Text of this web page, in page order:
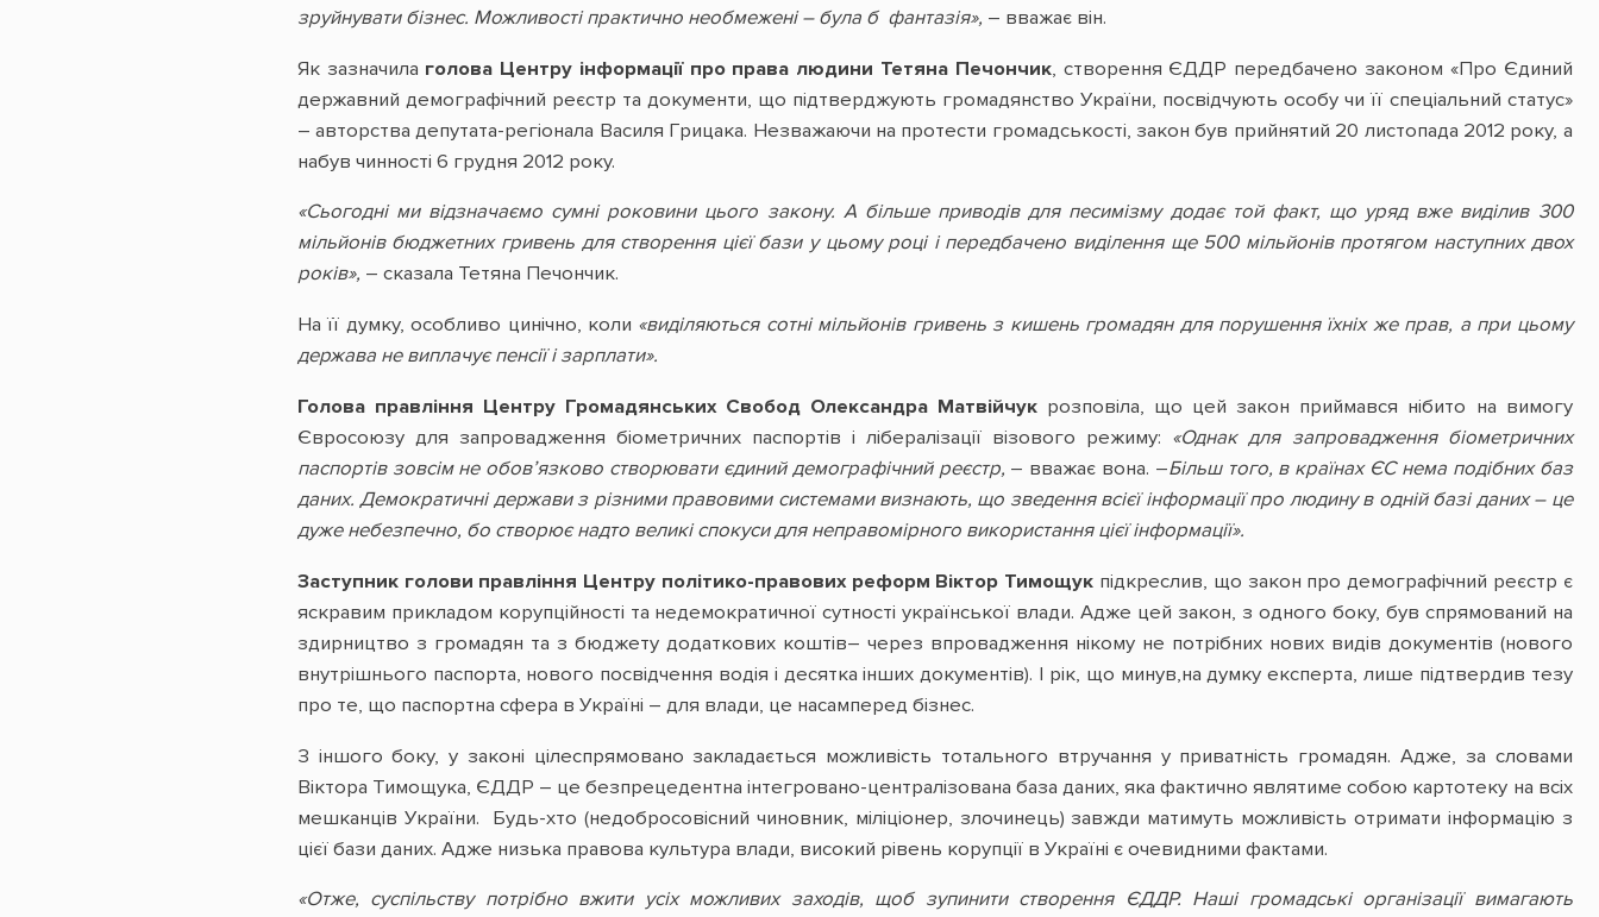
зруйнувати бізнес. Можливості практично необмежені – була б фантазія», – вважає він.
Як зазначила голова Центру інформації про права людини Тетяна Печончик, створення ЄДДР передбачено законом «Про Єдиний
державний демографічний реєстр та документи, що підтверджують громадянство України, посвідчують особу чи її спеціальний статус»
– авторства депутата-регіонала Василя Грицака. Незважаючи на протести громадськості, закон був прийнятий 20 листопада 2012 року, а
набув чинності 6 грудня 2012 року.
«Сьогодні ми відзначаємо сумні роковини цього закону. А більше приводів для песимізму додає той факт, що уряд вже виділив 300
мільйонів бюджетних гривень для створення цієї бази у цьому році і передбачено виділення ще 500 мільйонів протягом наступних двох
років», – сказала Тетяна Печончик.
На її думку, особливо цинічно, коли «виділяються сотні мільйонів гривень з кишень громадян для порушення їхніх же прав, а при цьому
держава не виплачує пенсії і зарплати».
Голова правління Центру Громадянських Свобод Олександра Матвійчук розповіла, що цей закон приймався нібито на вимогу
Євросоюзу для запровадження біометричних паспортів і лібералізації візового режиму: «Однак для запровадження біометричних
паспортів зовсім не обов’язково створювати єдиний демографічний реєстр, – вважає вона. –Більш того, в країнах ЄС нема подібних баз
даних. Демократичні держави з різними правовими системами визнають, що зведення всієї інформації про людину в одній базі даних – це
дуже небезпечно, бо створює надто великі спокуси для неправомірного використання цієї інформації».
Заступник голови правління Центру політико-правових реформ Віктор Тимощук підкреслив, що закон про демографічний реєстр є
яскравим прикладом корупційності та недемократичної сутності української влади. Адже цей закон, з одного боку, був спрямований на
здирництво з громадян та з бюджету додаткових коштів– через впровадження нікому не потрібних нових видів документів (нового
внутрішнього паспорта, нового посвідчення водія і десятка інших документів). І рік, що минув,на думку експерта, лише підтвердив тезу
про те, що паспортна сфера в Україні – для влади, це насамперед бізнес.
З іншого боку, у законі цілеспрямовано закладається можливість тотального втручання у приватність громадян. Адже, за словами
Віктора Тимощука, ЄДДР – це безпрецедентна інтегровано-централізована база даних, яка фактично являтиме собою картотеку на всіх
мешканців України. Будь-хто (недобросовісний чиновник, міліціонер, злочинець) завжди матимуть можливість отримати інформацію з
цієї бази даних. Адже низька правова культура влади, високий рівень корупції в Україні є очевидними фактами.
«Отже, суспільству потрібно вжити усіх можливих заходів, щоб зупинити створення ЄДДР. Наші громадські організації вимагають